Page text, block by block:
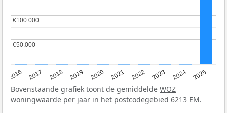
2016 2017 2018 2019 2020 2021 2022 2023 2024 2025
€50.000
€50.000
€100.000
€100.000
Bovenstaande grafiek toont de gemiddelde WOZ
woningwaarde per jaar in het postcodegebied 6213 EM.